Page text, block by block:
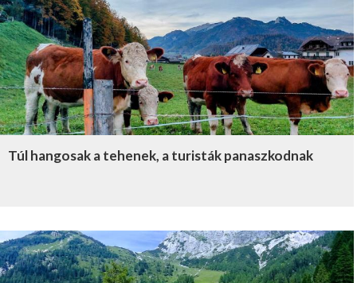
Túl hangosak a tehenek, a turisták panaszkodnak